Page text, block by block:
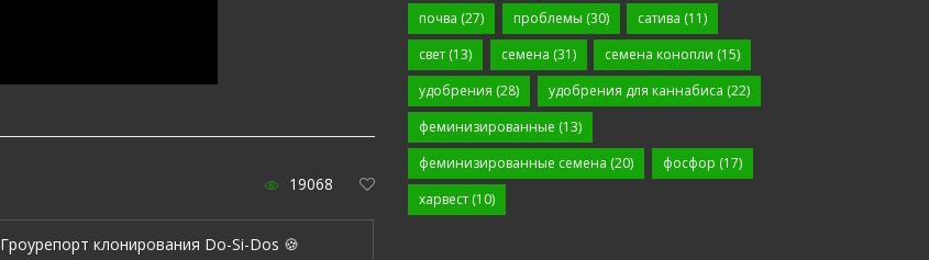
19068
Гроурепорт клонирования Do-Si-Dos 🍪
почва (27) проблемы (30) сатива (11)
свет (13) семена (31) семена конопли (15)
удобрения (28) удобрения для каннабиса (22)
феминизированные (13)
феминизированные семена (20) фосфор (17)
харвест (10)